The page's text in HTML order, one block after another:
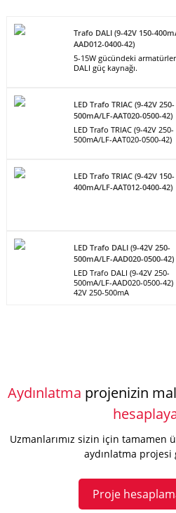
Trafo DALI (9-42V 150-
AAD012-0400-42)
5-15W gücündeki
DALI güç kaynağı.
LED Trafo TRIAC (9-42V 250-
500mA/LF-AAT020-0500-42)
LED Trafo TRIAC (9-42V 250-
500mA/LF-AAT020-0500-42)
LED Trafo TRIAC (9-42V 150-
400mA/LF-AAT012-0400-42)
LED Trafo DALI (9-42V 250-
500mA/LF-AAD020-0500-42)
LED Trafo DALI (9-42V 250-
500mA/LF-AAD020-0500-42)
42V 250-500mA
Aydınlatma projenizin
Uzmanlarımız sizin için tamamen
aydınlatma projesi
Proje